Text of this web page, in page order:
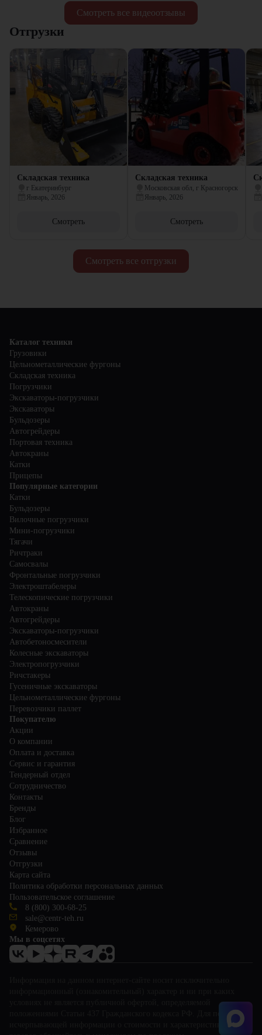
Смотреть все видеоотзывы
Смотреть все отгрузки
Отгрузки
Складская техника
г Екатеринбург
Январь, 2026
Смотреть
Складская техника
Московская обл, г Красногорск
Январь, 2026
Смотреть
Каталог техники
Грузовики
Цельнометаллические фургоны
Складская техника
Погрузчики
Экскаваторы-погрузчики
Экскаваторы
Бульдозеры
Автогрейдеры
Портовая техника
Автокраны
Катки
Прицепы
Популярные категории
Катки
Бульдозеры
Вилочные погрузчики
Мини-погрузчики
Тягачи
Ричтраки
Самосвалы
Фронтальные погрузчики
Электроштабелеры
Телескопические погрузчики
Автокраны
Автогрейдеры
Экскаваторы-погрузчики
Автобетоносмесители
Колесные экскаваторы
Электропогрузчики
Ричстакеры
Гусеничные экскаваторы
Цельнометаллические фургоны
Перевозчики паллет
Покупателю
Акции
О компании
Оплата и доставка
Сервис и гарантия
Тендерный отдел
Сотрудничество
Контакты
Бренды
Блог
Избранное
Сравнение
Отзывы
Отгрузки
Карта сайта
Политика обработки персональных данных
Пользовательское соглашение
8 (800) 300-68-25
sale@centr-teh.ru
Кемерово
Мы в соцсетях
положениями Статьи 437 Гражданского кодекса РФ. Для получения
исчерпывающей информации о стоимости и характеристиках